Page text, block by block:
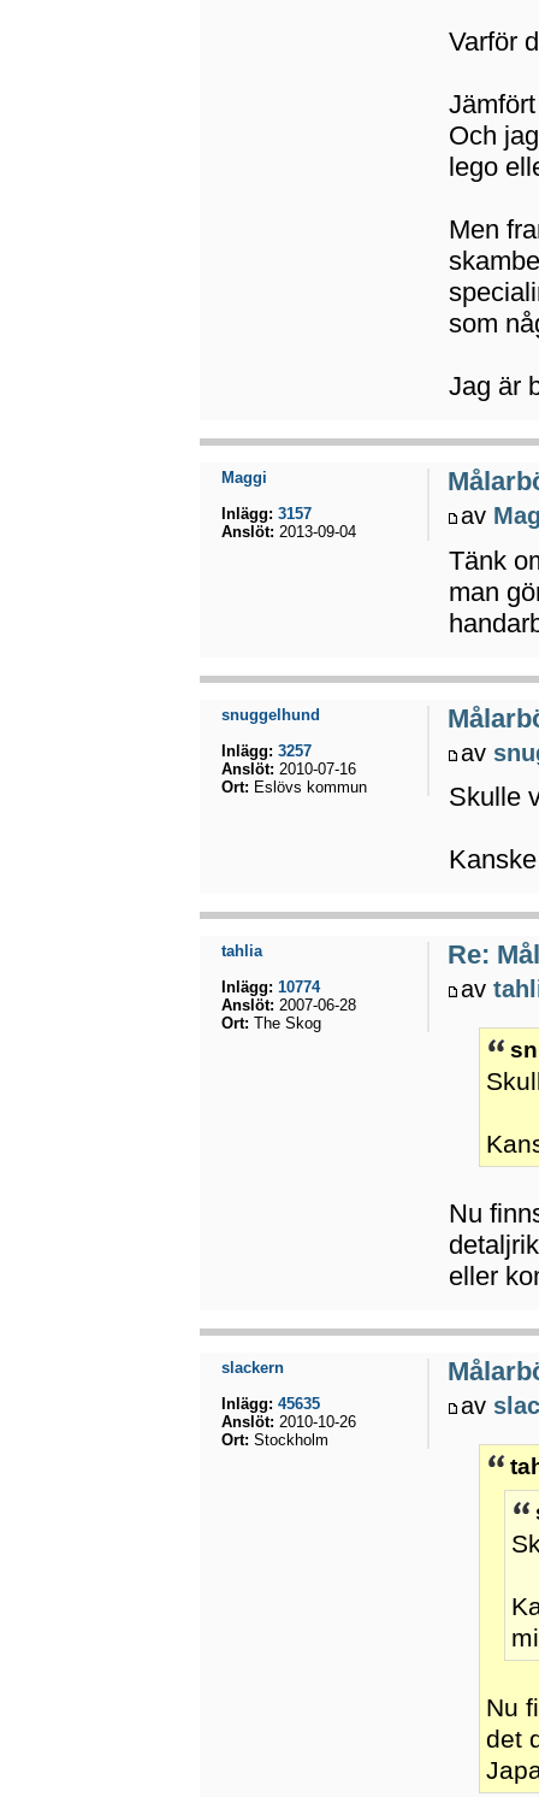
Varför
Och
lego
Men
som
Jag är
av
Tänk
man
Maggi
Inlägg: 3157
Anslöt: 2013-09-04
av
Skulle
snuggelhund
Inlägg: 3257
Anslöt: 2010-07-16
Ort: Eslövs kommun
Re:
av
Nu
eller
tahlia
Inlägg: 10774
Anslöt: 2007-06-28
Ort: The Skog
av
Nu
det
slackern
Inlägg: 45635
Anslöt: 2010-10-26
Ort: Stockholm